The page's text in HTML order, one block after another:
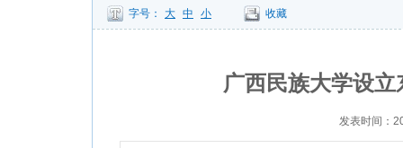
字号： 大 中 小 收藏
广西民族大学设
发表时间：